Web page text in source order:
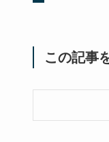
この記事